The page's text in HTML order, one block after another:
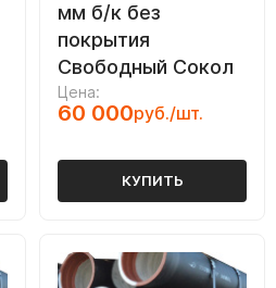
мм б/к без
покрытия
Свободный Сокол
Цена:
60 000руб./шт.
КУПИТЬ